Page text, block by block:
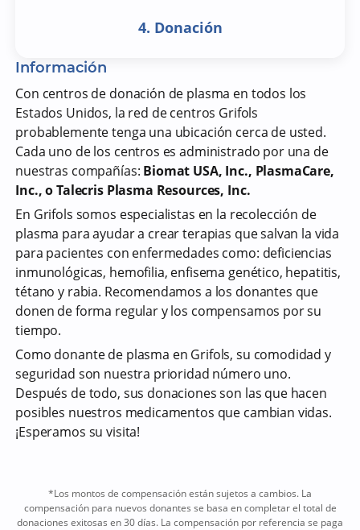
4. Donación
Información
Con centros de donación de plasma en todos los
Estados Unidos, la red de centros Grifols
probablemente tenga una ubicación cerca de usted.
Cada uno de los centros es administrado por una de
nuestras compañías: Biomat USA, Inc., PlasmaCare,
Inc., o Talecris Plasma Resources, Inc.
En Grifols somos especialistas en la recolección de
plasma para ayudar a crear terapias que salvan la vida
para pacientes con enfermedades como: deficiencias
inmunológicas, hemofilia, enfisema genético, hepatitis,
tétano y rabia. Recomendamos a los donantes que
donen de forma regular y los compensamos por su
tiempo.
Como donante de plasma en Grifols, su comodidad y
seguridad son nuestra prioridad número uno.
Después de todo, sus donaciones son las que hacen
posibles nuestros medicamentos que cambian vidas.
¡Esperamos su visita!
*Los montos de compensación están sujetos a cambios. La
compensación para nuevos donantes se basa en completar el total de
donaciones exitosas en 30 días. La compensación por referencia se paga